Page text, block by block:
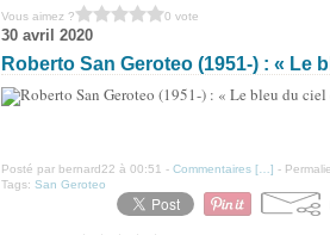
Vous aimez ? 0 vote
30 avril 2020
Roberto San Geroteo (1951-) : « Le
Posté par bernard22 à 00:51 - Commentaires [ ] -
Tags: San Geroteo